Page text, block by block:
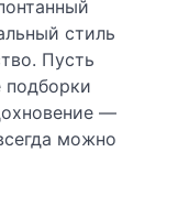
стиль
Пусть
—
можно